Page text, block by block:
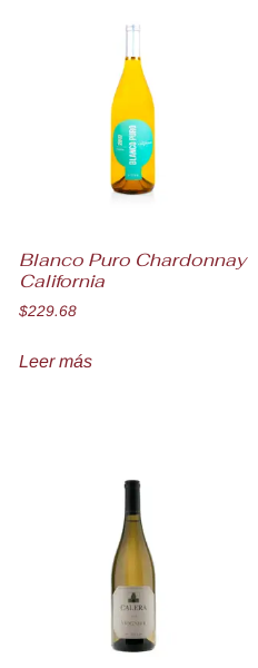
Blanco Puro Chardonnay
California
$229.68
Leer más